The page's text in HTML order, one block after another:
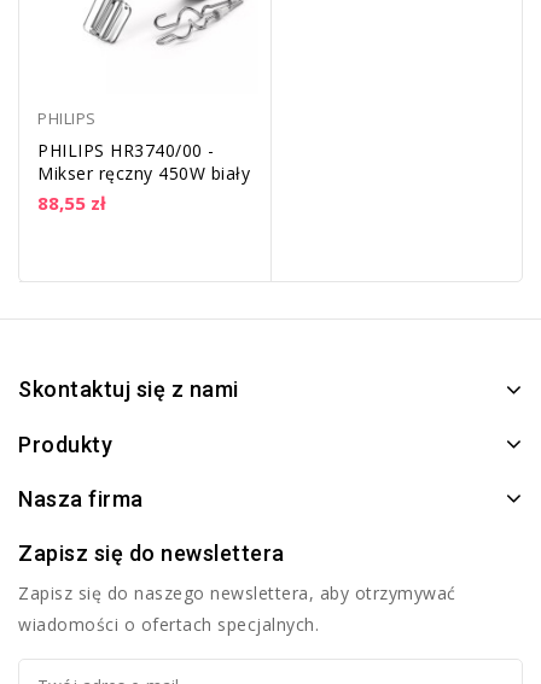
PHILIPS
PHILIPS HR3740/00 -
Mikser ręczny 450W biały
88,55 zł
Skontaktuj się z nami
Produkty
Nasza firma
Zapisz się do newslettera
Zapisz się do naszego newslettera, aby otrzymywać
wiadomości o ofertach specjalnych.